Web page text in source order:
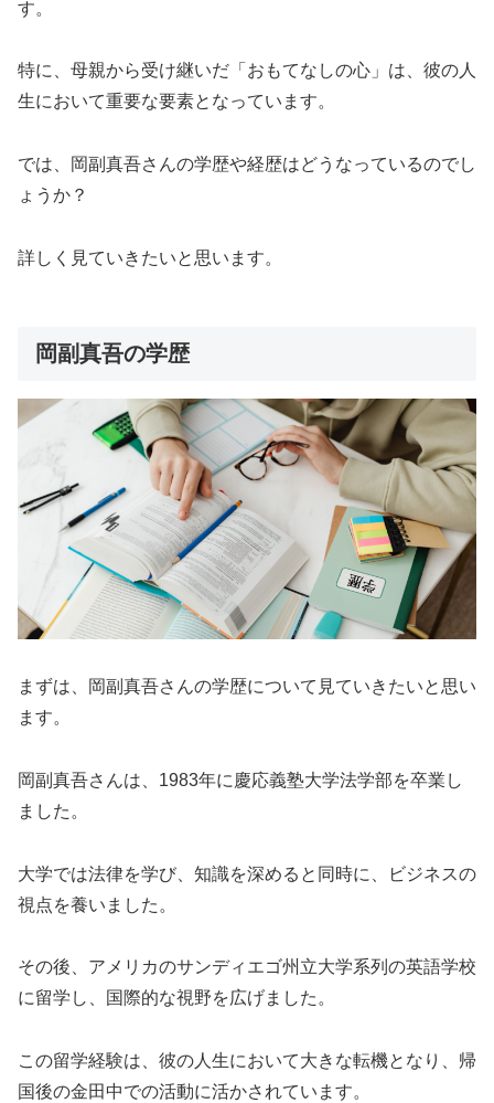
す。
特に、母親から受け継いだ「おもてなしの心」は、彼の人
生において重要な要素となっています。
では、岡副真吾さんの学歴や経歴はどうなっているのでし
ょうか？
詳しく見ていきたいと思います。
岡副真吾の学歴
まずは、岡副真吾さんの学歴について見ていきたいと思い
ます。
岡副真吾さんは、1983年に慶応義塾大学法学部を卒業し
ました。
大学では法律を学び、知識を深めると同時に、ビジネスの
視点を養いました。
その後、アメリカのサンディエゴ州立大学系列の英語学校
に留学し、国際的な視野を広げました。
この留学経験は、彼の人生において大きな転機となり、帰
国後の金田中での活動に活かされています。